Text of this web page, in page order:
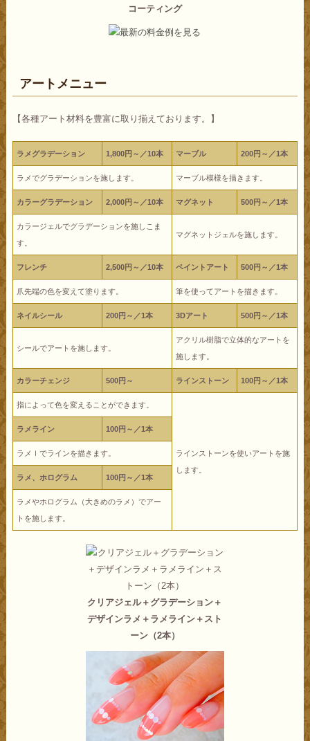
コーティング
アートメニュー
【各種アート材料を豊富に取り揃えております。】
ラメグラデーション 1,800円～／10本 マーブル 200円～／1本
ラメでグラデーションを施します。 マーブル模様を描きます。
カラーグラデーション 2,000円～／10本 マグネット 500円～／1本
カラージェルでグラデーションを施しこま
す。
マグネットジェルを施します。
フレンチ 2,500円～／10本 ペイントアート 500円～／1本
爪先端の色を変えて塗ります。 筆を使ってアートを描きます。
ネイルシール 200円～／1本 3Dアート 500円～／1本
シールでアートを施します。
アクリル樹脂で立体的なアートを
施します。
カラーチェンジ 500円～ ラインストーン 100円～／1本
指によって色を変えることができます。
ラインストーンを使いアートを施
します。
ラメライン 100円～／1本
ラメｌでラインを描きます。
ラメ、ホログラム 100円～／1本
ラメやホログラム（大きめのラメ）でアー
トを施します。
クリアジェル＋グラデーション＋
デザインラメ＋ラメライン＋スト
ーン（2本）